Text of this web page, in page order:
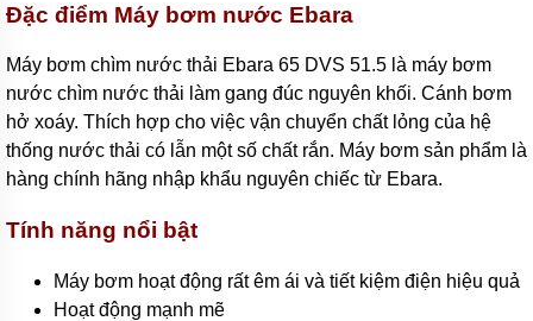
bơm
Máy
bơm
giếng
khoan
Bơm
lượng
lớn
Máy
bơm
Đặc điểm Máy bơm nước Ebara
Máy bơm chìm nước thải Ebara 65 DVS 51.5 là máy bơm
nước chìm nước thải làm gang đúc nguyên khối. Cánh bơm
hở xoáy. Thích hợp cho việc vận chuyển chất lỏng của hệ
thống nước thải có lẫn một số chất rắn. Máy bơm sản phẩm là
hàng chính hãng nhập khẩu nguyên chiếc từ Ebara.
Tính năng nổi bật
Máy bơm hoạt động rất êm ái và tiết kiệm điện hiệu quả
Hoạt động mạnh mẽ